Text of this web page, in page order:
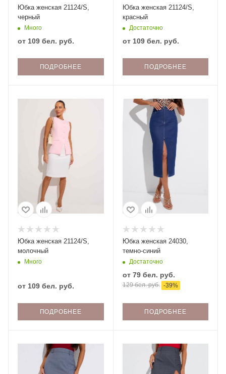
Юбка женская 21124/S,
черный
Много
от 109 бел. руб.
ПОДРОБНЕЕ
Юбка женская 21124/S,
красный
Достаточно
от 109 бел. руб.
ПОДРОБНЕЕ
Юбка женская 21124/S,
молочный
Много
от 109 бел. руб.
ПОДРОБНЕЕ
Юбка женская 24030,
темно-синий
Достаточно
от 79 бел. руб.
129 бел. руб. -39%
ПОДРОБНЕЕ